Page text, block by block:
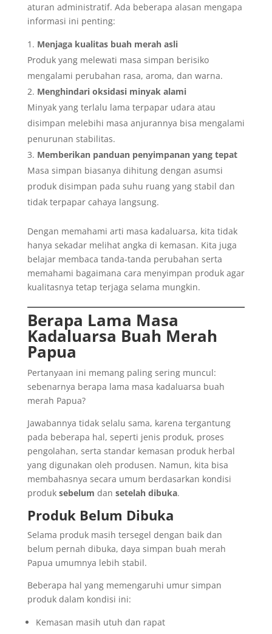
aturan administratif. Ada beberapa alasan mengapa
informasi ini penting:
Menjaga kualitas buah merah asli
Produk yang melewati masa simpan berisiko
mengalami perubahan rasa, aroma, dan warna.
Menghindari oksidasi minyak alami
Minyak yang terlalu lama terpapar udara atau
disimpan melebihi masa anjurannya bisa mengalami
penurunan stabilitas.
Memberikan panduan penyimpanan yang tepat
Masa simpan biasanya dihitung dengan asumsi
produk disimpan pada suhu ruang yang stabil dan
tidak terpapar cahaya langsung.
Dengan memahami arti masa kadaluarsa, kita tidak
hanya sekadar melihat angka di kemasan. Kita juga
belajar membaca tanda-tanda perubahan serta
memahami bagaimana cara menyimpan produk agar
kualitasnya tetap terjaga selama mungkin.
Berapa Lama Masa
Kadaluarsa Buah Merah
Papua
Pertanyaan ini memang paling sering muncul:
sebenarnya berapa lama masa kadaluarsa buah
merah Papua?
Jawabannya tidak selalu sama, karena tergantung
pada beberapa hal, seperti jenis produk, proses
pengolahan, serta standar kemasan produk herbal
yang digunakan oleh produsen. Namun, kita bisa
membahasnya secara umum berdasarkan kondisi
produk sebelum dan setelah dibuka.
Produk Belum Dibuka
Selama produk masih tersegel dengan baik dan
belum pernah dibuka, daya simpan buah merah
Papua umumnya lebih stabil.
Beberapa hal yang memengaruhi umur simpan
produk dalam kondisi ini:
Kemasan masih utuh dan rapat